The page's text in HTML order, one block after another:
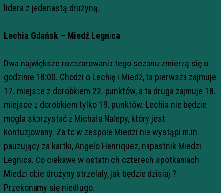
lidera z jedenastą drużyną.
Lechia Gdańsk – Miedź Legnica
Dwa największe rozczarowania tego sezonu zmierzą się o
godzinie 18:00. Chodzi o Lechię i Miedź, ta pierwsza zajmuje
17. miejsce z dorobkiem 22. punktów, a ta druga zajmuje 18.
miejsce z dorobkiem tylko 19. punktów. Lechia nie będzie
mogła skorzystać z Michała Nalepy, który jest
kontuzjowany. Za to w zespole Miedzi nie wystąpi m.in.
pauzujący za kartki, Angelo Henriquez, napastnik Miedzi
Legnica. Co ciekawe w ostatnich czterech spotkaniach
Miedzi obie drużyny strzelały, jak będzie dzisiaj ?
Przekonamy się niedługo.